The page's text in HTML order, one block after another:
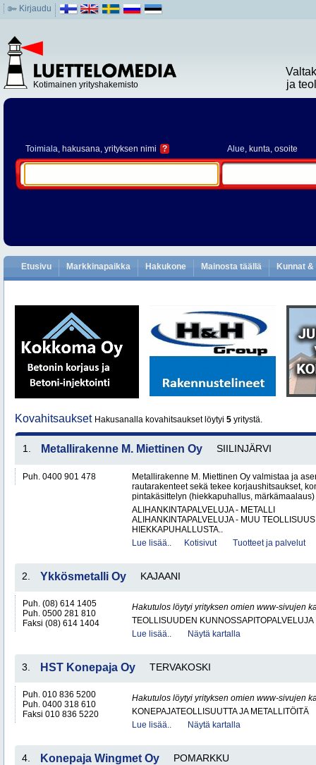
Kirjaudu
Kotimainen yrityshakemisto
ja
Toimiala, hakusana, yrityksen nimi ? Alue, kunta, osoite
Etusivu Markkinapaikka Hakukone Mainosta täällä Kunnat
Kovahitsaukset Hakusanalla kovahitsaukset löytyi 5 yritystä.
1. Metallirakenne M. Miettinen Oy SIILINJÄRVI
Puh. 0400 901 478
Metallirakenne M. Miettinen Oy valmistaa ja
rautarakenteet sekä tekee korjaushitsaukset,
pintakäsittelyn (hiekkapuhallus,
ALIHANKINTAPALVELUJA - METALLI
ALIHANKINTAPALVELUJA - MUU TEOLLISUUS
HIEKKAPUHALLUSTA..
Lue lisää..
Kotisivut Tuotteet ja palvelut
2. Ykkösmetalli Oy KAJAANI
Puh. (08) 614 1405
Puh. 0500 281 810
Faksi (08) 614 1404
Hakutulos löytyi yrityksen omien www-sivujen
TEOLLISUUDEN KUNNOSSAPITOPALVELUJA
Lue lisää..
Näytä kartalla
3. HST Konepaja Oy TERVAKOSKI
Puh. 010 836 5200
Puh. 0400 318 610
Faksi 010 836 5220
Hakutulos löytyi yrityksen omien www-sivujen
KONEPAJATEOLLISUUTTA JA METALLITÖITÄ
Lue lisää..
Näytä kartalla
4. Konepaja Wingmet Oy POMARKKU